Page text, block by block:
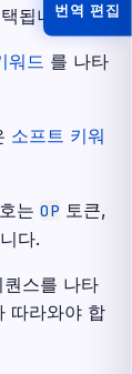
됩니다.
워드 를 나타
소프트 키워
는 OP 토큰,
다.
스를 나타
따라와야 합
번역 편집